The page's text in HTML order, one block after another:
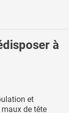
à
et
de tête